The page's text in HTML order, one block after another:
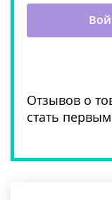
Отзывов о
стать